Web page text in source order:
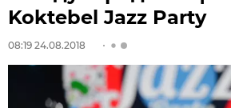
Koktebel Jazz Party
08:19 24.08.2018